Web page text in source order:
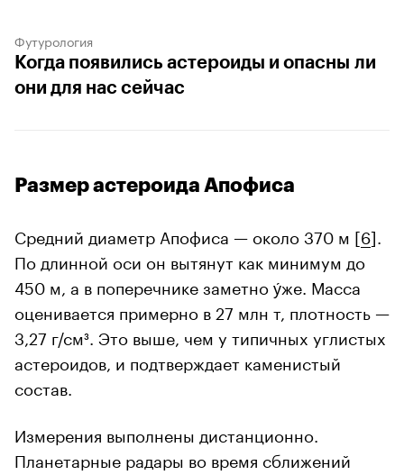
Футурология
Когда появились астероиды и опасны ли
они для нас сейчас
Размер астероида Апофиса
Средний диаметр Апофиса — около 370 м [6].
По длинной оси он вытянут как минимум до
450 м, а в поперечнике заметно у́же. Масса
оценивается примерно в 27 млн т, плотность —
3,27 г/см³. Это выше, чем у типичных углистых
астероидов, и подтверждает каменистый
состав.
Измерения выполнены дистанционно.
Планетарные радары во время сближений